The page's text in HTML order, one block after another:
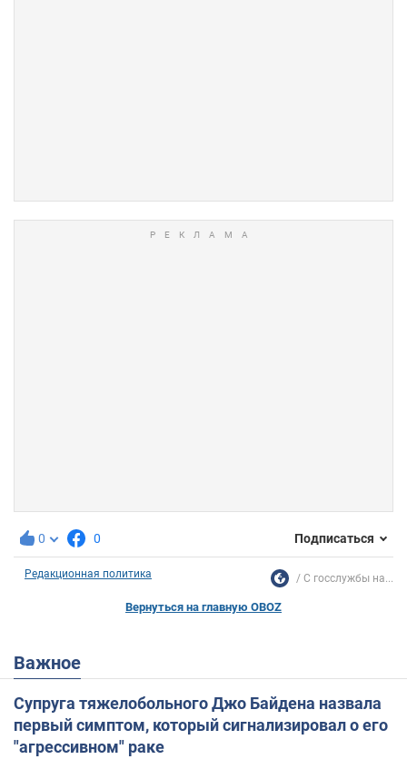
0 0 Подписаться
Редакционная политика С госслужбы на...
Вернуться на главную OBOZ
Важное
Супруга тяжелобольного Джо Байдена назвала
первый симптом, который сигнализировал о его
"агрессивном" раке